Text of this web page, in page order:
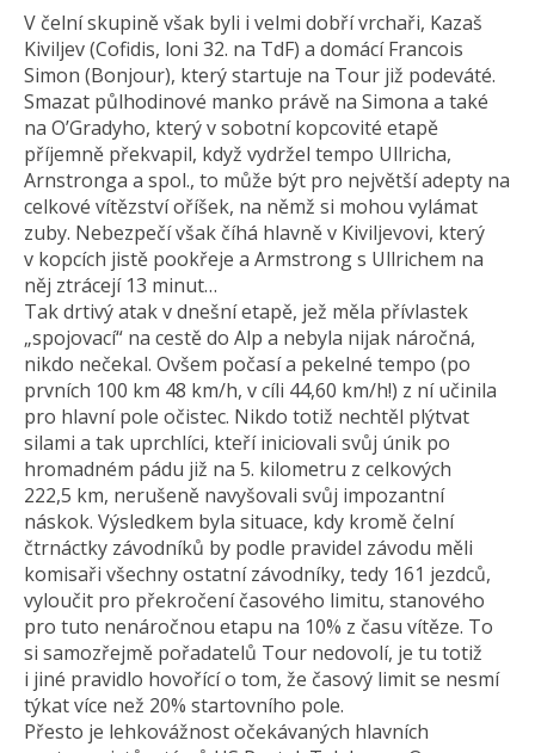
V čelní skupině však byli i velmi dobří vrchaři, Kazaš
Kiviljev (Cofidis, loni 32. na TdF) a domácí Francois
Simon (Bonjour), který startuje na Tour již podeváté.
Smazat půlhodinové manko právě na Simona a také
na O’Gradyho, který v sobotní kopcovité etapě
příjemně překvapil, když vydržel tempo Ullricha,
Arnstronga a spol., to může být pro největší adepty na
celkové vítězství oříšek, na němž si mohou vylámat
zuby. Nebezpečí však číhá hlavně v Kiviljevovi, který
v kopcích jistě pookřeje a Armstrong s Ullrichem na
něj ztrácejí 13 minut…
Tak drtivý atak v dnešní etapě, jež měla přívlastek
„spojovací“ na cestě do Alp a nebyla nijak náročná,
nikdo nečekal. Ovšem počasí a pekelné tempo (po
prvních 100 km 48 km/h, v cíli 44,60 km/h!) z ní učinila
pro hlavní pole očistec. Nikdo totiž nechtěl plýtvat
silami a tak uprchlíci, kteří iniciovali svůj únik po
hromadném pádu již na 5. kilometru z celkových
222,5 km, nerušeně navyšovali svůj impozantní
náskok. Výsledkem byla situace, kdy kromě čelní
čtrnáctky závodníků by podle pravidel závodu měli
komisaři všechny ostatní závodníky, tedy 161 jezdců,
vyloučit pro překročení časového limitu, stanového
pro tuto nenáročnou etapu na 10% z času vítěze. To
si samozřejmě pořadatelů Tour nedovolí, je tu totiž
i jiné pravidlo hovořící o tom, že časový limit se nesmí
týkat více než 20% startovního pole.
Přesto je lehkovážnost očekávaných hlavních